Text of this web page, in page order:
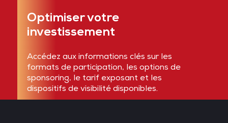
Optimiser votre
investissement
Accédez aux informations clés sur les
formats de participation, les options de
sponsoring, le tarif exposant et les
dispositifs de visibilité disponibles.